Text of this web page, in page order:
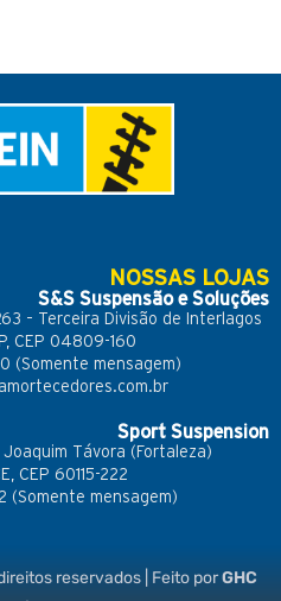
NOSSAS LOJAS
S&S Suspensão e Soluções
– Terceira Divisão de Interlagos
CEP 04809-160
(Somente mensagem)
Sport Suspension
Távora (Fortaleza)
CEP 60115-222
(Somente mensagem)
reservados | Feito porGHC